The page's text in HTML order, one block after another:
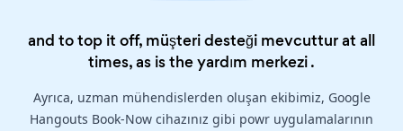
and to top it off, müşteri desteği mevcuttur at all
times, as is theyardım merkezi.
Ayrıca, uzman mühendislerden oluşan ekibimiz, Google
Hangouts Book-Now cihazınız gibi powr uygulamalarının